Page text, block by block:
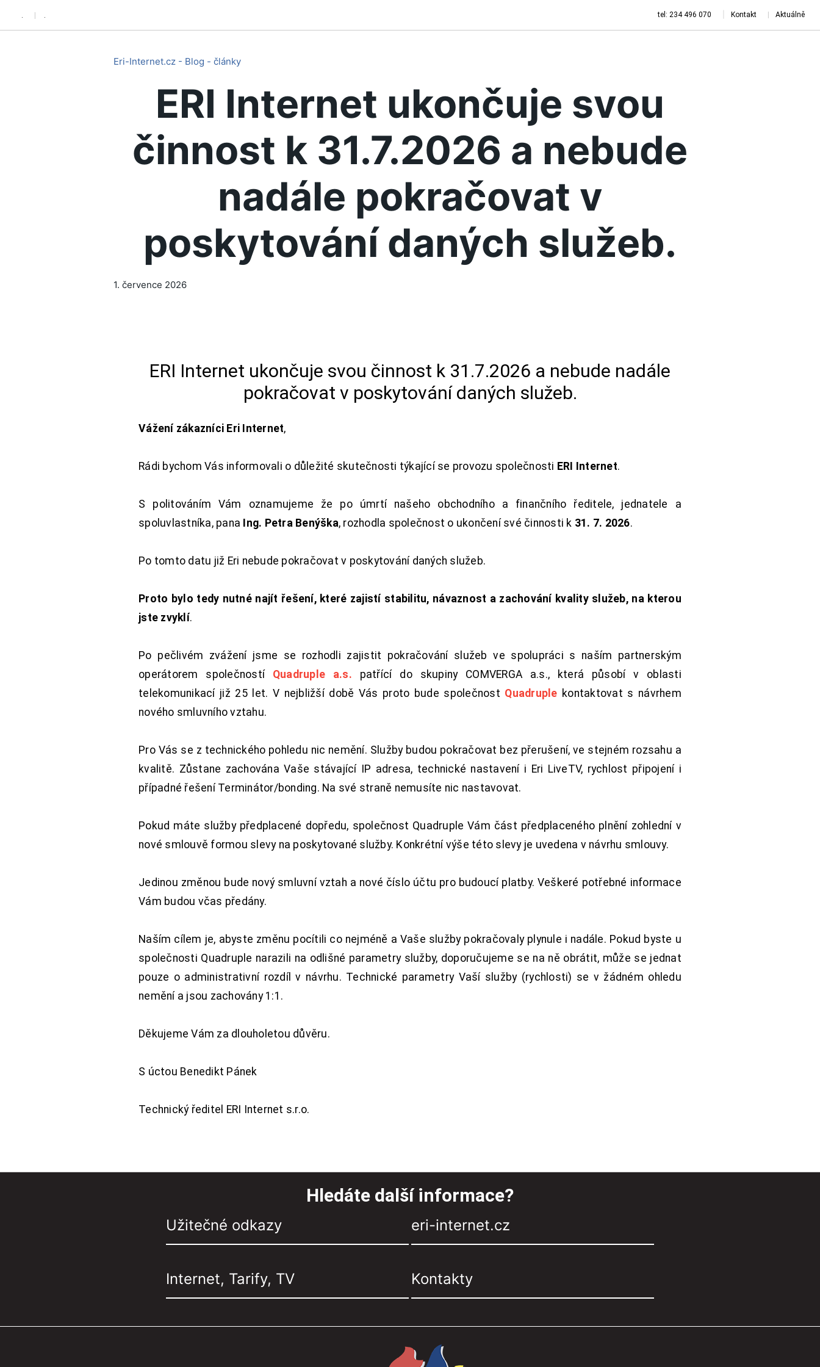
. . tel: 234 496 070 Kontakt Aktuálně
Eri-Internet.cz - Blog - články
ERI Internet ukončuje svou
činnost k 31.7.2026 a nebude
nadále pokračovat v
poskytování daných služeb.
1. července 2026
ERI Internet ukončuje svou činnost k 31.7.2026 a nebude nadále
pokračovat v poskytování daných služeb.
Vážení zákazníci Eri Internet,
Rádi bychom Vás informovali o důležité skutečnosti týkající se provozu společnosti ERI Internet.
S politováním Vám oznamujeme že po úmrtí našeho obchodního a finančního ředitele, jednatele a
spoluvlastníka, pana Ing. Petra Benýška, rozhodla společnost o ukončení své činnosti k 31. 7. 2026.
Po tomto datu již Eri nebude pokračovat v poskytování daných služeb.
Proto bylo tedy nutné najít řešení, které zajistí stabilitu, návaznost a zachování kvality služeb, na kterou
jste zvyklí.
Po pečlivém zvážení jsme se rozhodli zajistit pokračování služeb ve spolupráci s naším partnerským
operátorem společností Quadruple a.s. patřící do skupiny COMVERGA a.s., která působí v oblasti
telekomunikací již 25 let. V nejbližší době Vás proto bude společnost Quadruple kontaktovat s návrhem
nového smluvního vztahu.
Pro Vás se z technického pohledu nic nemění. Služby budou pokračovat bez přerušení, ve stejném rozsahu a
kvalitě. Zůstane zachována Vaše stávající IP adresa, technické nastavení i Eri LiveTV, rychlost připojení i
případné řešení Terminátor/bonding. Na své straně nemusíte nic nastavovat.
Pokud máte služby předplacené dopředu, společnost Quadruple Vám část předplaceného plnění zohlední v
nové smlouvě formou slevy na poskytované služby. Konkrétní výše této slevy je uvedena v návrhu smlouvy.
Jedinou změnou bude nový smluvní vztah a nové číslo účtu pro budoucí platby. Veškeré potřebné informace
Vám budou včas předány.
Naším cílem je, abyste změnu pocítili co nejméně a Vaše služby pokračovaly plynule i nadále. Pokud byste u
společnosti Quadruple narazili na odlišné parametry služby, doporučujeme se na ně obrátit, může se jednat
pouze o administrativní rozdíl v návrhu. Technické parametry Vaší služby (rychlosti) se v žádném ohledu
nemění a jsou zachovány 1:1.
Děkujeme Vám za dlouholetou důvěru.
S úctou Benedikt Pánek
Technický ředitel ERI Internet s.r.o.
Hledáte další informace?
Užitečné odkazy eri-internet.cz
Internet, Tarify, TV Kontakty